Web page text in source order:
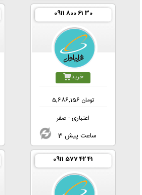
0911 800 61 30
خرید
5,686,156 تومان
اعتباری - صفر
3 ساعت پیش
0911 577 42 41